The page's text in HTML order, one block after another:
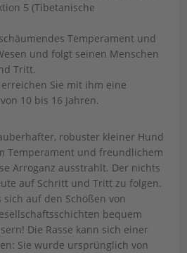
5 (Tibetanische
Temperament und
und folgt seinen Menschen
Tritt.
erreichen Sie mit ihm eine
10 bis 16 Jahren.
robuster kleiner Hund
Temperament und freundlichem
Arroganz ausstrahlt. Der nichts
auf Schritt und Tritt zu folgen.
auf den Schößen von
bequem
Die Rasse kann sich einer
Sie wurde ursprünglich von